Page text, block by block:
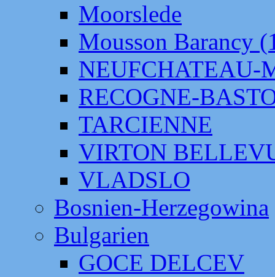
Moorslede
Mousson Barancy
NEUFCHATEAU-
RECOGNE-
TARCIENNE
VIRTON
VLADSLO
Bosnien-Herzegowina
Bulgarien
GOCE DELCEV